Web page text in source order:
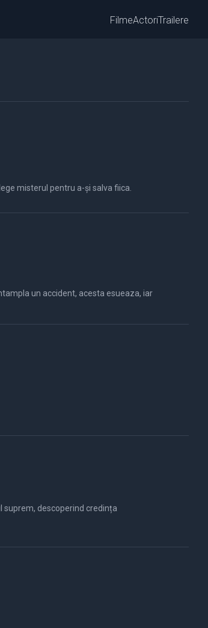
FilmeActoriTrailere
misterul pentru a-și salva fiica.
suprem, descoperind credința